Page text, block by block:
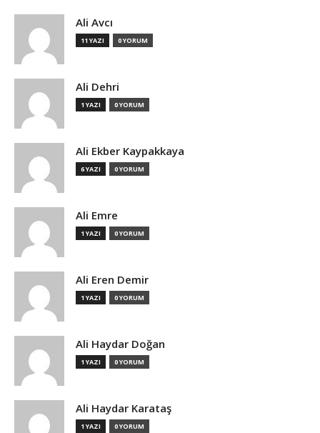
Ali Avcı
11 YAZI 0 YORUM
Ali Dehri
1 YAZI 0 YORUM
Ali Ekber Kaypakkaya
6 YAZI 0 YORUM
Ali Emre
1 YAZI 0 YORUM
Ali Eren Demir
1 YAZI 0 YORUM
Ali Haydar Doğan
1 YAZI 0 YORUM
Ali Haydar Karataş
1 YAZI 0 YORUM